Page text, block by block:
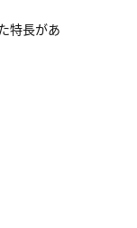
特長があ